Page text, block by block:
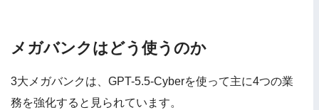
メガバンクはどう使うのか
3大メガバンクは、GPT-5.5-Cyberを使って主に4つの業
務を強化すると見られています。